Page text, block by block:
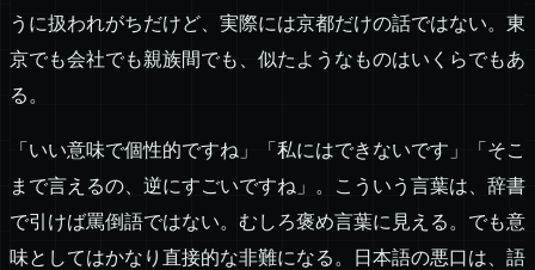
うに扱われがちだけど、実際には京都だけの話ではない。東
京でも会社でも親族間でも、似たようなものはいくらでもあ
る。
「いい意味で個性的ですね」「私にはできないです」「そこ
まで言えるの、逆にすごいですね」。こういう言葉は、辞書
で引けば罵倒語ではない。むしろ褒め言葉に見える。でも意
味としてはかなり直接的な非難になる。日本語の悪口は、語